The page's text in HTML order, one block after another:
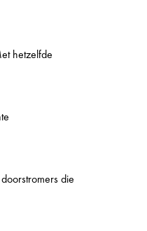
hetzelfde
die